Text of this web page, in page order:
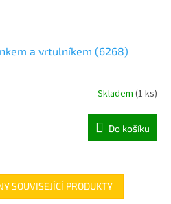
a vrtulníkem (6268)
Skladem (1 ks)
Do košíku
SOUVISEJÍCÍ PRODUKTY